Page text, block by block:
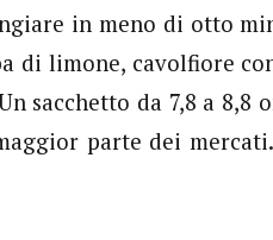
in meno di otto
di limone, cavolfiore
sacchetto da 7,8 a
parte dei